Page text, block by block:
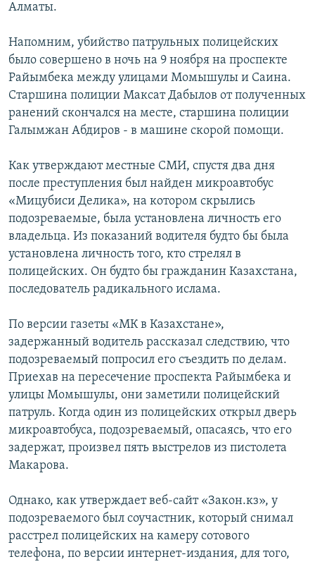
Алматы.
Напомним, убийство патрульных полицейских
было совершено в ночь на 9 ноября на проспекте
Райымбека между улицами Момышулы и Саина.
Старшина полиции Максат Дабылов от полученных
ранений скончался на месте, старшина полиции
Галымжан Абдиров - в машине скорой помощи.
Как утверждают местные СМИ, спустя два дня
после преступления был найден микроавтобус
«Мицубиси Делика», на котором скрылись
подозреваемые, была установлена личность его
владельца. Из показаний водителя будто бы была
установлена личность того, кто стрелял в
полицейских. Он будто бы гражданин Казахстана,
последователь радикального ислама.
По версии газеты «МК в Казахстане»,
задержанный водитель рассказал следствию, что
подозреваемый попросил его съездить по делам.
Приехав на пересечение проспекта Райымбека и
улицы Момышулы, они заметили полицейский
патруль. Когда один из полицейских открыл дверь
микроавтобуса, подозреваемый, опасаясь, что его
задержат, произвел пять выстрелов из пистолета
Макарова.
Однако, как утверждает веб-сайт «Закон.кз», у
подозреваемого был соучастник, который снимал
расстрел полицейских на камеру сотового
телефона, по версии интернет-издания, для того,